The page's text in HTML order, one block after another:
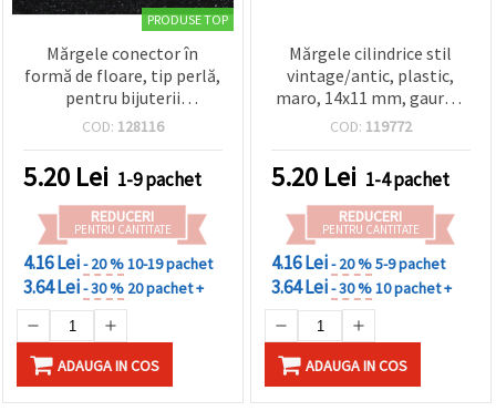
PRODUSE TOP
Mărgele conector în
formă de floare, tip perlă,
pentru bijuterii
handmade, 15x3 mm,
COD: 128116
5.20 Lei 1-9 pachet
REDUCERI
PENTRU CANTITATE
4.16 Lei- 20 %10-19 pachet
3.64 Lei- 30 % 20 pachet +
ADAUGA IN COS
Mărgele cilindrice stil
vintage/antic, plastic,
maro, 14x11 mm, gaură 4
mm, 50 g (~53 buc) –
decorative pentru bijuterii
handmade și proiecte DIY
& craft
COD: 119772
5.20 Lei 1-4 pachet
REDUCERI
PENTRU CANTITATE
4.16 Lei- 20 %5-9 pachet
3.64 Lei- 30 %10 pachet +
ADAUGA IN COS